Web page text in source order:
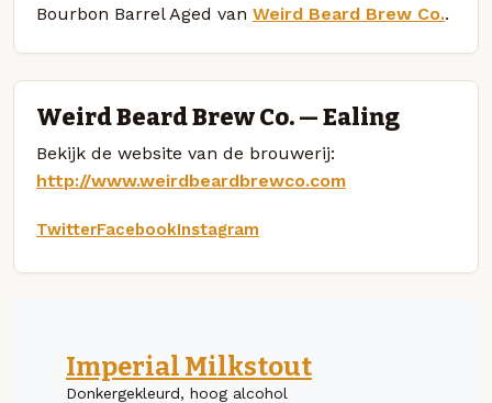
Bourbon Barrel Aged van Weird Beard Brew Co..
Weird Beard Brew Co. — Ealing
Bekijk de website van de brouwerij:
http://www.weirdbeardbrewco.com
TwitterFacebookInstagram
Imperial Milkstout
Donkergekleurd, hoog alcohol